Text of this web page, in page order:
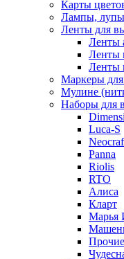
Карты
Лампы, лупы
Ленты для
Ленты
Ленты
Ленты
Маркеры
Мулине
Наборы для
Luca-S
Panna
Riolis
RTO
Алиса
Кларт
Марья